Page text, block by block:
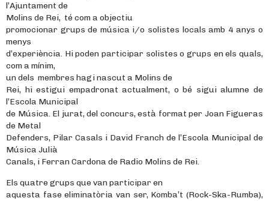
l’Ajuntament de
Molins de Rei, té com a objectiu
promocionar grups de música i/o solistes locals amb 4 anys o
menys
d’experiència. Hi poden participar solistes o grups en els quals,
com a mínim,
un dels membres hagi nascut a Molins de
Rei, hi estigui empadronat actualment, o bé sigui alumne de
l’Escola Municipal
de Música. El jurat, del concurs, està format per Joan Figueras
de Metal
Defenders, Pilar Casals i David Franch de l’Escola Municipal de
Música Julià
Canals, i Ferran Cardona de Radio Molins de Rei.
Els quatre grups que van participar en
aquesta fase eliminatòria van ser, Komba’t (Rock-Ska-Rumba),